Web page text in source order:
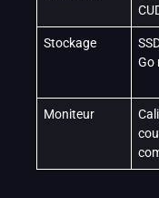
Stockage
Go
Moniteur